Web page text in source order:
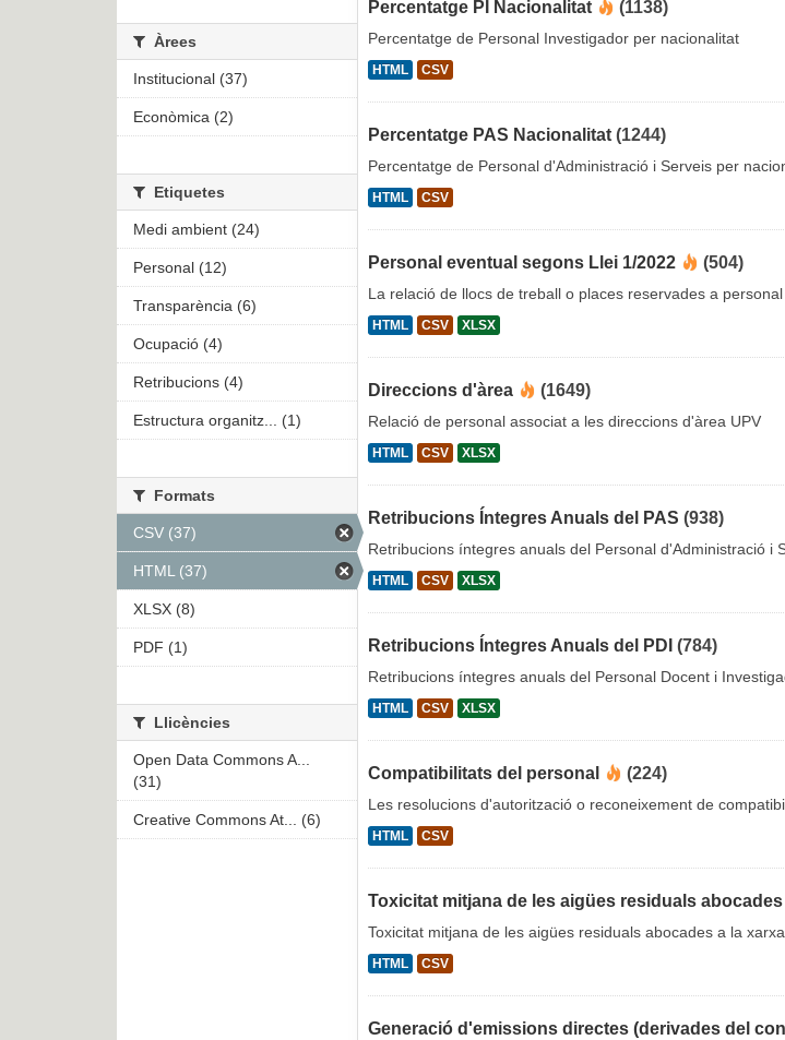
Percentatge PI Nacionalitat (1138)
Percentatge de Personal Investigador per nacionalitat
HTML CSV
Percentatge PAS Nacionalitat (1244)
Percentatge de Personal d'Administració i Serveis per
HTML CSV
Personal eventual segons Llei 1/2022 (504)
La relació de llocs de treball o places reservades a
HTML CSV XLSX
Direccions d'àrea (1649)
Relació de personal associat a les direccions d'àrea UPV
HTML CSV XLSX
Retribucions Íntegres Anuals del PAS (938)
Retribucions íntegres anuals del Personal d'Administració i
HTML CSV XLSX
Retribucions Íntegres Anuals del PDI (784)
Retribucions íntegres anuals del Personal Docent i
HTML CSV XLSX
Compatibilitats del personal (224)
Les resolucions d'autorització o reconeixement de
HTML CSV
Toxicitat mitjana de les aigües residuals
Toxicitat mitjana de les aigües residuals abocades a la
HTML CSV
Generació d'emissions directes (derivades del
Àrees
Institucional (37)
Econòmica (2)
Etiquetes
Medi ambient (24)
Personal (12)
Transparència (6)
Ocupació (4)
Retribucions (4)
Estructura organitz... (1)
Formats
CSV (37)
HTML (37)
XLSX (8)
PDF (1)
Llicències
Open Data Commons A...
(31)
Creative Commons At... (6)